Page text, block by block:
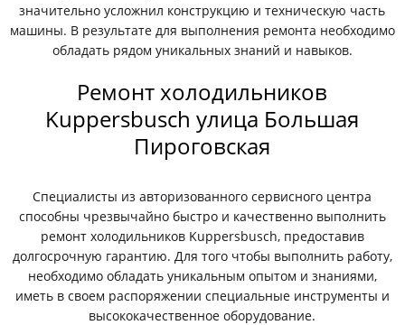
значительно усложнил конструкцию и техническую часть
машины. В результате для выполнения ремонта необходимо
обладать рядом уникальных знаний и навыков.
Ремонт холодильников
Kuppersbusch улица Большая
Пироговская
Специалисты из авторизованного сервисного центра
способны чрезвычайно быстро и качественно выполнить
ремонт холодильников Kuppersbusch, предоставив
долгосрочную гарантию. Для того чтобы выполнить работу,
необходимо обладать уникальным опытом и знаниями,
иметь в своем распоряжении специальные инструменты и
высококачественное оборудование.